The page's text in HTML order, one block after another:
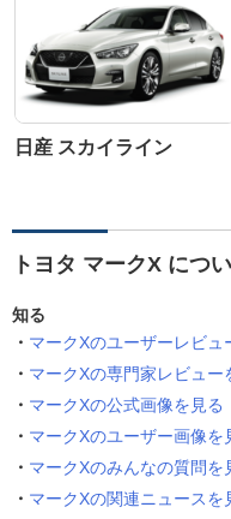
日産 スカイライン
トヨタ マークX につ
知る
マークXのユーザーレビュ
マークXの専門家レビュー
マークXの公式画像を見る
マークXのユーザー画像を
マークXのみんなの質問を
マークXの関連ニュースを